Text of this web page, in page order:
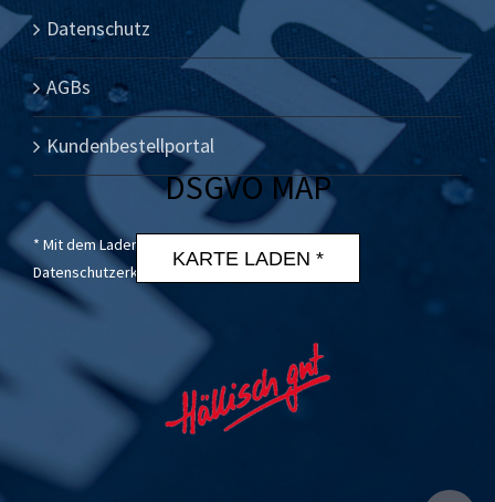
Datenschutz
AGBs
Kundenbestellportal
DSGVO MAP
KARTE LADEN *
* Mit dem Laden der Karte akzeptierst du die
Datenschutzerklärung von Google. Mehr erfahren